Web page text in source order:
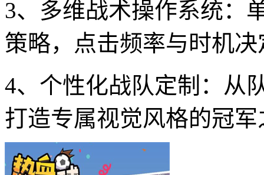
3、多维战术操作系统：
策略，点击频率与时机
4、个性化战队定制：从
打造专属视觉风格的冠军